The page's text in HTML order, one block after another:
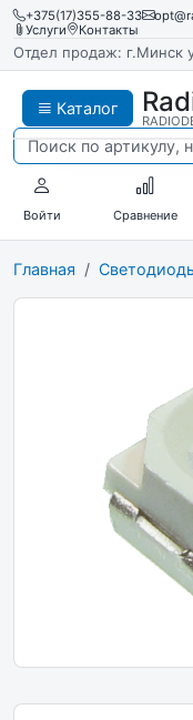
+375(17)355-88-33
Услуги
Контакты
Отдел продаж: г.Минск
Каталог
Войти Сравнение
Главная